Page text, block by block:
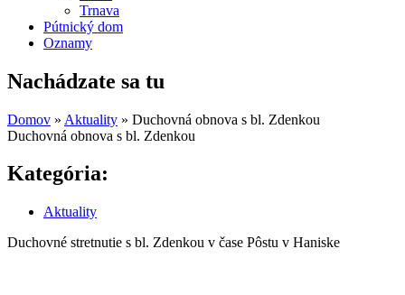
Trnava
Pútnický dom
Oznamy
Nachádzate sa tu
Domov » Aktuality » Duchovná obnova s bl. Zdenkou
Duchovná obnova s bl. Zdenkou
Kategória:
Aktuality
Duchovné stretnutie s bl. Zdenkou v čase Pôstu v Haniske